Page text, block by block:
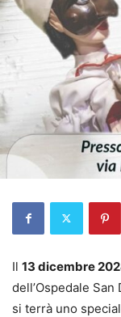
Il 13 dicembre
dell’Ospedale
si terrà uno